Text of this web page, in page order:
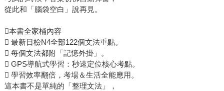
從此和「腦袋空白」說再見。
本書全家桶內容
 最新日檢N4全部122個文法重點。
 每個文法都附「記憶外掛」。
 GPS導航式學習：秒速定位核心考點。
 學習效率翻倍，考場＆生活全能應用。
這本書不是單純的「整理文法」，